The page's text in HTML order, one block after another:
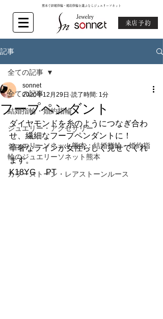
熊本で結婚指輪・婚約指輪を選ぶならジュエリーソネット
来店予約
記事
全ての記事
結婚指輪・婚約指輪
ジュエリー・アクセサリー
ジュエリーソネット熊本：結婚指輪・婚約指
輪のジュエリーソネット熊本
カラーストーン・レアストーンルース
全ての記事
フープペンダント
sonnet
2020年12月29日 読了時間: 1分
ダイヤモンドを糸のようにつなぎ合わ
せ、繊細なフープペンダントに！
華奢なラインが女性らしく見せてくれ
ます。
K18YG     PT